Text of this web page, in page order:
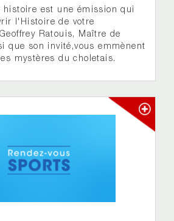
histoire est une émission qui
l'Histoire de votre
Ratouis, Maître de
que son invité,vous emmènent
mystères du choletais.